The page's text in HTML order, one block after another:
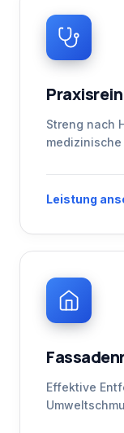
Streng nach
Leistung
Effektive